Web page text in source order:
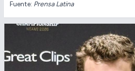
Fuente: Prensa Latina